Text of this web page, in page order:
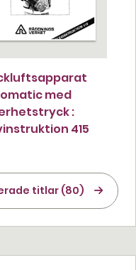
med
:
415
titlar (80)